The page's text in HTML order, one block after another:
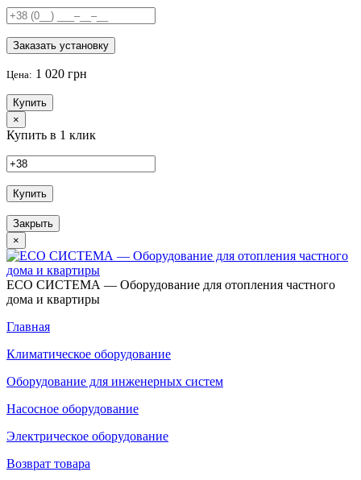
Заказать установку
Цена: 1 020 грн
Купить
×
Купить в 1 клик
Купить
Закрыть
×
ECO СИСТЕМА — Оборудование для отопления частного
дома и квартиры
Главная
Климатическое оборудование
Оборудование для инженерных систем
Насосное оборудование
Электрическое оборудование
Возврат товара